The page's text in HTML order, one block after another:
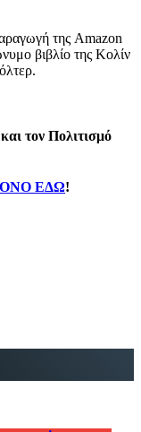
της Amazon
βιβλίο της Κολίν
τον Πολιτισμό
ΕΔΩ!